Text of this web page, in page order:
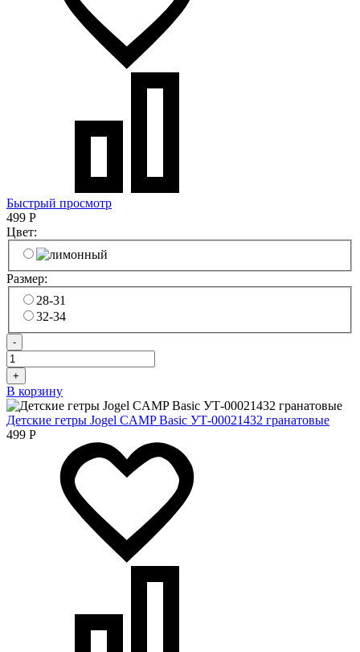
Быстрый просмотр
499 Р
Цвет:
Размер:
28-31
32-34
-
+
В корзину
Детские гетры Jogel CAMP Basic УТ-00021432 гранатовые
499 Р